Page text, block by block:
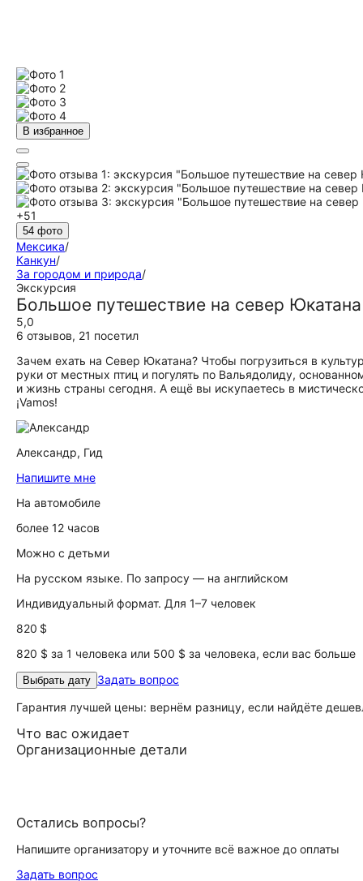
В избранное
+51
54 фото
Мексика/
Канкун/
За городом и природа/
Экскурсия
Большое путешествие на север Юкатана
5,0
6 отзывов, 21 посетил
Зачем ехать на Север Юкатана? Чтобы погрузиться в
руки от местных птиц и погулять по Вальядолиду,
и жизнь страны сегодня. А ещё вы искупаетесь в
¡Vamos!
Александр, Гид
Напишите мне
На автомобиле
более 12 часов
Можно с детьми
На русском языке. По запросу — на английском
Индивидуальный формат. Для 1–7 человек
820 $
820 $ за 1 человека или 500 $ за человека, если вас больше
Выбрать дату Задать вопрос
Гарантия лучшей цены: вернём разницу, если найдёте
Что вас ожидает
Организационные детали
Остались вопросы?
Напишите организатору и уточните всё важное до оплаты
Задать вопрос